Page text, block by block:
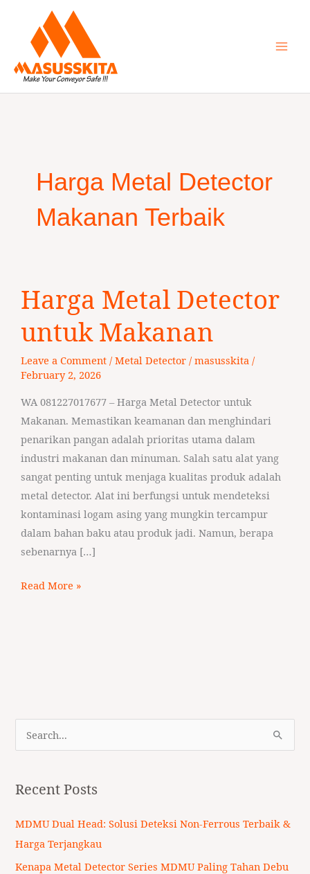
content
Harga Metal Detector
Makanan Terbaik
Harga Metal Detector
untuk Makanan
Leave a Comment / Metal Detector/ masusskita /
February 2, 2026
WA 081227017677 – Harga Metal Detector untuk
Makanan. Memastikan keamanan dan menghindari
penarikan pangan adalah prioritas utama dalam
industri makanan dan minuman. Salah satu alat yang
sangat penting untuk menjaga kualitas produk adalah
metal detector. Alat ini berfungsi untuk mendeteksi
kontaminasi logam asing yang mungkin tercampur
dalam bahan baku atau produk jadi. Namun, berapa
sebenarnya […]
Metal
untuk
Read More »
r
c
h
Recent Posts
MDMU Dual Head: Solusi Deteksi Non-Ferrous Terbaik &
Harga Terjangkau
Kenapa Metal Detector Series MDMU Paling Tahan Debu